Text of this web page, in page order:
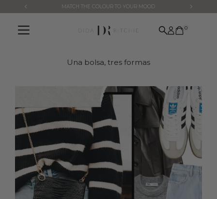
Ir directamente al contenido
MATCH THE COLOUR TO YOUR MOOD
0
Una bolsa, tres formas